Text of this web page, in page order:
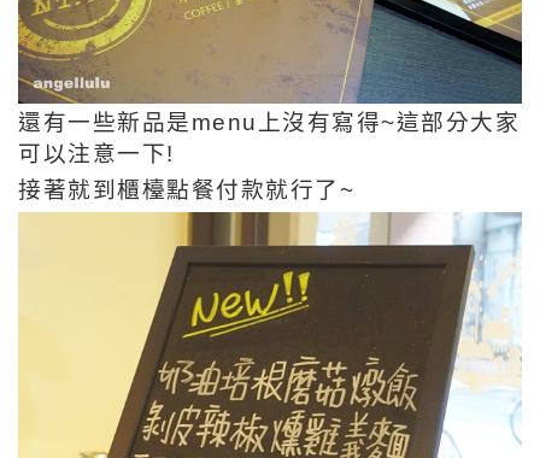
還有一些新品是menu上沒有寫得~這部分大家
可以注意一下!
接著就到櫃檯點餐付款就行了~